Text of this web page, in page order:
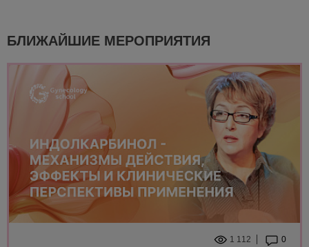
БЛИЖАЙШИЕ МЕРОПРИЯТИЯ
1 112 0